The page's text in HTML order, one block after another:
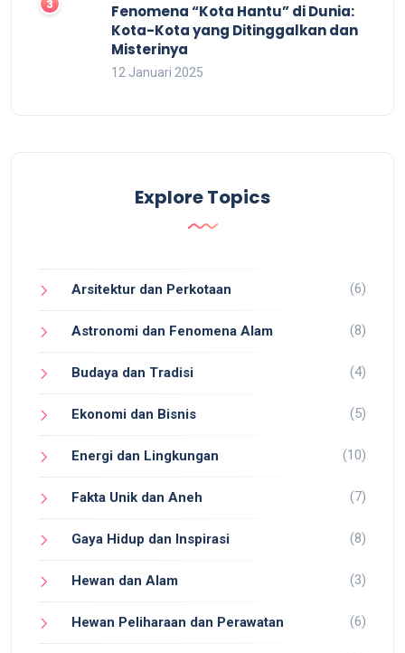
Fenomena “Kota Hantu” di Dunia:
Kota-Kota yang Ditinggalkan dan
Misterinya
12 Januari 2025
Explore Topics
Arsitektur dan Perkotaan (6)
Astronomi dan Fenomena Alam (8)
Budaya dan Tradisi (4)
Ekonomi dan Bisnis (5)
Energi dan Lingkungan (10)
Fakta Unik dan Aneh (7)
Gaya Hidup dan Inspirasi (8)
Hewan dan Alam (3)
Hewan Peliharaan dan Perawatan (6)